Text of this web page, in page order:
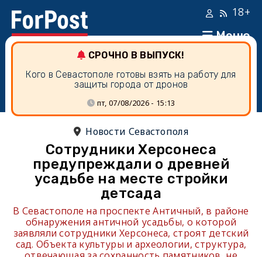
Меню
18+
СРОЧНО В ВЫПУСК!
Кого в Севастополе готовы взять на работу для
защиты города от дронов
пт, 07/08/2026 - 15:13
Новости Севастополя
Сотрудники Херсонеса
предупреждали о древней
усадьбе на месте стройки
детсада
В Севастополе на проспекте Античный, в районе
обнаружения античной усадьбы, о которой
заявляли сотрудники Херсонеса, строят детский
сад. Объекта культуры и археологии, структура,